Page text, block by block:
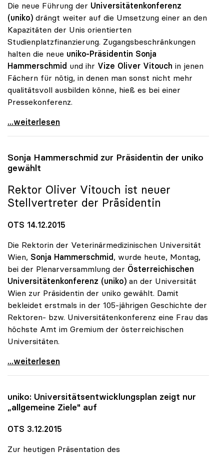
Die neue Führung der Universitätenkonferenz
(uniko) drängt weiter auf die Umsetzung einer an den
Kapazitäten der Unis orientierten
Studienplatzfinanzierung. Zugangsbeschränkungen
halten die neue uniko-Präsidentin Sonja
Hammerschmid und ihr Vize Oliver Vitouch in jenen
Fächern für nötig, in denen man sonst nicht mehr
qualitätsvoll ausbilden könne, hieß es bei einer
Pressekonferenz.
Universitäten drängen weiter auf
...weiterlesen
Sonja Hammerschmid zur Präsidentin der uniko
gewählt
Rektor Oliver Vitouch ist neuer
Stellvertreter der Präsidentin
OTS 14.12.2015
Die Rektorin der Veterinärmedizinischen Universität
Wien, Sonja Hammerschmid, wurde heute, Montag,
bei der Plenarversammlung der Österreichischen
Universitätenkonferenz (uniko) an der Universität
Wien zur Präsidentin der uniko gewählt. Damit
bekleidet erstmals in der 105-jährigen Geschichte der
Rektoren- bzw. Universitätenkonferenz eine Frau das
höchste Amt im Gremium der österreichischen
Universitäten.
Sonja Hammerschmid zur Präsidentin der uniko
...weiterlesen
uniko: Universitätsentwicklungsplan zeigt nur
„allgemeine Ziele" auf
OTS 3.12.2015
Zur heutigen Präsentation des